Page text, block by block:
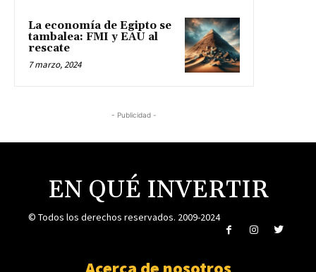
La economía de Egipto se
tambalea: FMI y EAU al
rescate
7 marzo, 2024
- Publicidad -
EN QUÉ INVERTIR
© Todos los derechos reservados. 2009-2024